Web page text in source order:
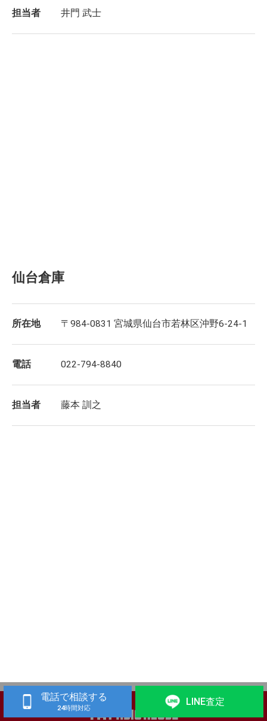
担当者 井門 武士
仙台倉庫
所在地 〒984-0831 宮城県仙台市若林区沖野6-24-1
電話 022-794-8840
担当者 藤本 訓之
電話で相談する
24時間対応
LINE査定